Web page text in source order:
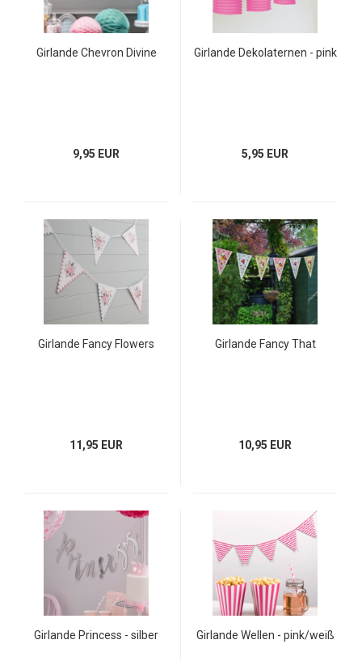
Girlande Chevron Divine
9,95 EUR
Girlande Dekolaternen - pink
5,95 EUR
Girlande Fancy Flowers
11,95 EUR
Girlande Fancy That
10,95 EUR
Girlande Princess - silber Girlande Wellen - pink/weiß